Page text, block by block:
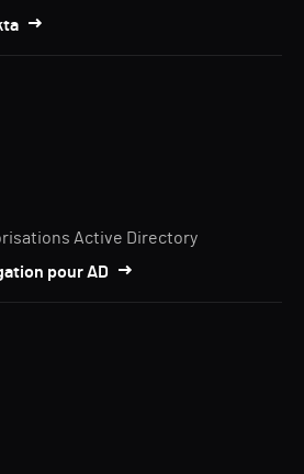
Active Directory
pour AD